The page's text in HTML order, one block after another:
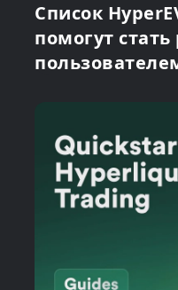
Список
помогут